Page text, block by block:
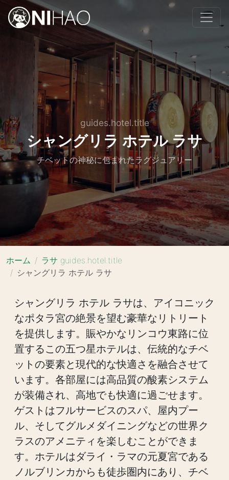
guides.hotel.title
シャングリラ ホテル ラサ
チベットの神秘に包まれたラグジュアリー
ホーム
ラサ guides.hotel.title
シャングリラ ホテル ラサ
シャングリラ ホテル ラサは、アイコニック
なポタラ宮の絶景を望む豪華なリトリート
を提供します。賑やかなリンコウ東路に位
置するこの五つ星ホテルは、伝統的なチベ
ットの要素と現代的な快適さを融合させて
います。各部屋には高品質の酸素システム
が装備され、高地でも快適に過ごせます。
ゲストはフルサービスのスパ、屋内プー
ル、そしてグルメダイニングなどの世界ク
ラスのアメニティを楽しむことができま
す。ホテルはダライ・ラマの元夏宮である
ノルブリンカからも徒歩圏内にあり、チベ